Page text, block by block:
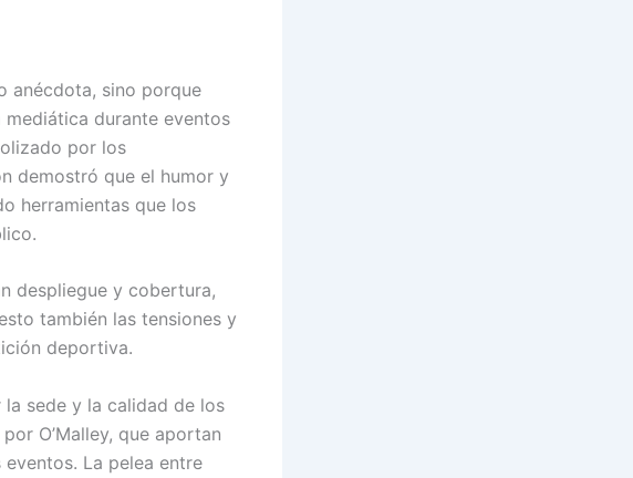
anécdota, sino porque
durante eventos
por los
demostró que el humor y
herramientas que los
despliegue y cobertura,
también las tensiones y
deportiva.
sede y la calidad de los
O’Malley, que aportan
La pelea entre